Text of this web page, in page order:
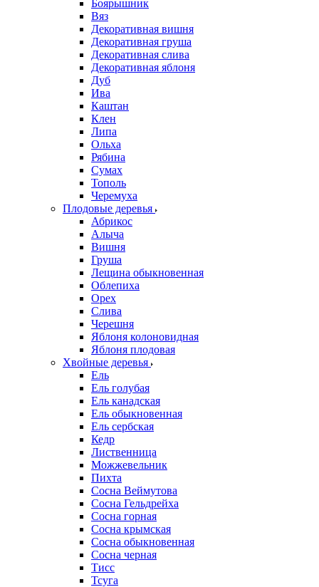
Боярышник
Вяз
Декоративная вишня
Декоративная груша
Декоративная слива
Декоративная яблоня
Дуб
Ива
Каштан
Клен
Липа
Ольха
Рябина
Сумах
Тополь
Черемуха
Плодовые деревья
Абрикос
Алыча
Вишня
Груша
Лещина обыкновенная
Облепиха
Орех
Слива
Черешня
Яблоня колоновидная
Яблоня плодовая
Хвойные деревья
Ель
Ель голубая
Ель канадская
Ель обыкновенная
Ель сербская
Кедр
Лиственница
Можжевельник
Пихта
Сосна Веймутова
Сосна Гельдрейха
Сосна горная
Сосна крымская
Сосна обыкновенная
Сосна черная
Тисс
Тсуга